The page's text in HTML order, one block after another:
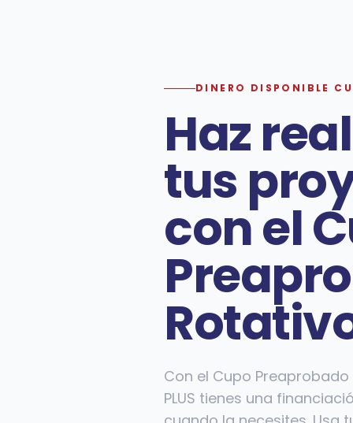
DINERO DISPONIBLE
Haz
tus
con el
Con el Cupo Preaprobado
PLUS tienes una